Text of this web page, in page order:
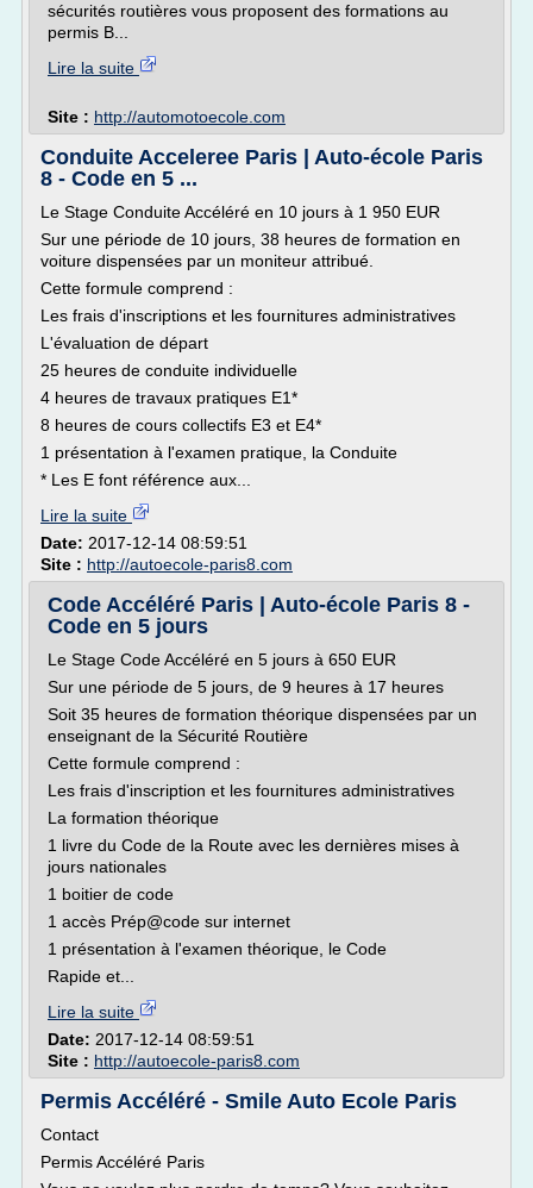
sécurités routières vous proposent des formations au
permis B...
Lire la suite
Site : http://automotoecole.com
Conduite Acceleree Paris | Auto-école Paris
8 - Code en 5 ...
Le Stage Conduite Accéléré en 10 jours à 1 950 EUR
Sur une période de 10 jours, 38 heures de formation en
voiture dispensées par un moniteur attribué.
Cette formule comprend :
Les frais d'inscriptions et les fournitures administratives
L'évaluation de départ
25 heures de conduite individuelle
4 heures de travaux pratiques E1*
8 heures de cours collectifs E3 et E4*
1 présentation à l'examen pratique, la Conduite
* Les E font référence aux...
Lire la suite
Date: 2017-12-14 08:59:51
Site : http://autoecole-paris8.com
Code Accéléré Paris | Auto-école Paris 8 -
Code en 5 jours
Le Stage Code Accéléré en 5 jours à 650 EUR
Sur une période de 5 jours, de 9 heures à 17 heures
Soit 35 heures de formation théorique dispensées par un
enseignant de la Sécurité Routière
Cette formule comprend :
Les frais d'inscription et les fournitures administratives
La formation théorique
1 livre du Code de la Route avec les dernières mises à
jours nationales
1 boitier de code
1 accès Prép@code sur internet
1 présentation à l'examen théorique, le Code
Rapide et...
Lire la suite
Date: 2017-12-14 08:59:51
Site : http://autoecole-paris8.com
Permis Accéléré - Smile Auto Ecole Paris
Contact
Permis Accéléré Paris